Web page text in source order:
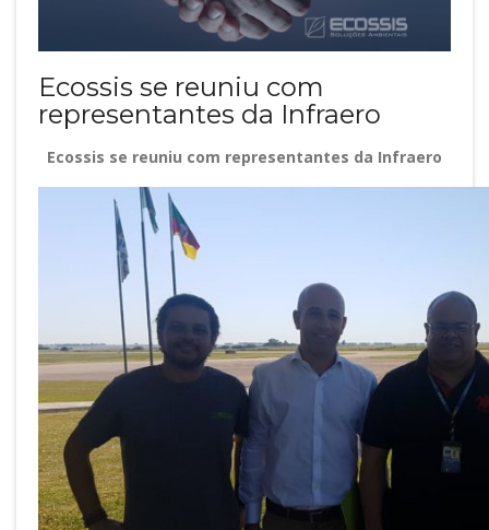
Ecossis se reuniu com
representantes da Infraero
Ecossis se reuniu com representantes da Infraero